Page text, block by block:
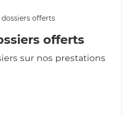
offerts
sur nos prestations